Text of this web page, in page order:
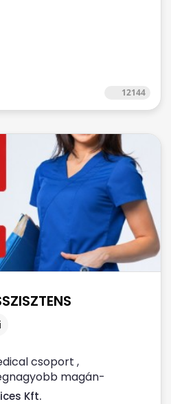
12144
csoport ,
magán-
Prémium...
Kft.